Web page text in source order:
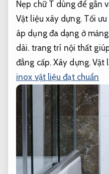
Nẹp chữ T dùng để gắn
Vật liệu xây dựng. Tối
áp dụng đa dạng ở
dài. trang trí nội thất
đẳng cấp.Xây dựng. Vật
inox vật liệu đạt chuẩn